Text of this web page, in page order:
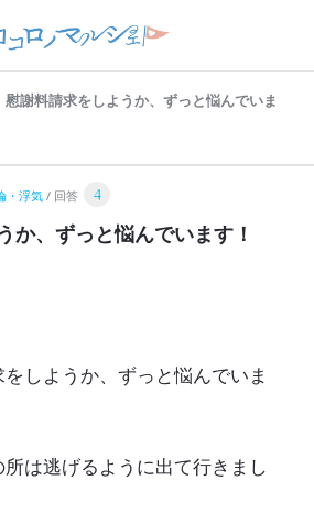
慰謝料請求をしようか、ずっと悩んでいま
・浮気 回答 4
か、ずっと悩んでいます！
しようか、ずっと悩んでいま
は逃げるように出て行きまし